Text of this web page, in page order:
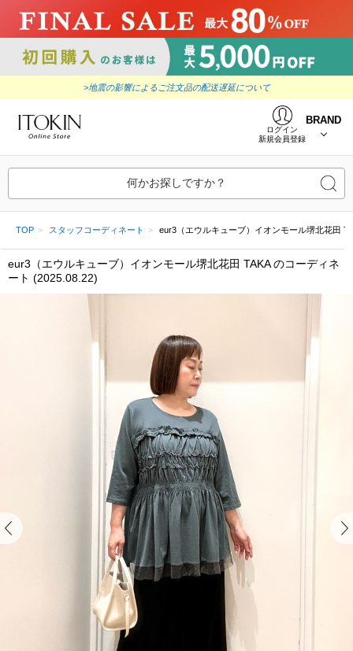
>地震の影響によるご注文品の配送遅延について
ログイン
新規会員登録
BRAND
何かお探しですか？
TOP スタッフコーディネート eur3（エウルキューブ）イオンモール堺北花田
eur3（エウルキューブ）イオンモール堺北花田 TAKA のコーディネ
ート (2025.08.22)